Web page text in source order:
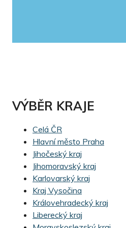
VÝBĚR KRAJE
Celá ČR
Hlavní město Praha
Jihočeský kraj
Jihomoravský kraj
Karlovarský kraj
Kraj Vysočina
Královehradecký kraj
Liberecký kraj